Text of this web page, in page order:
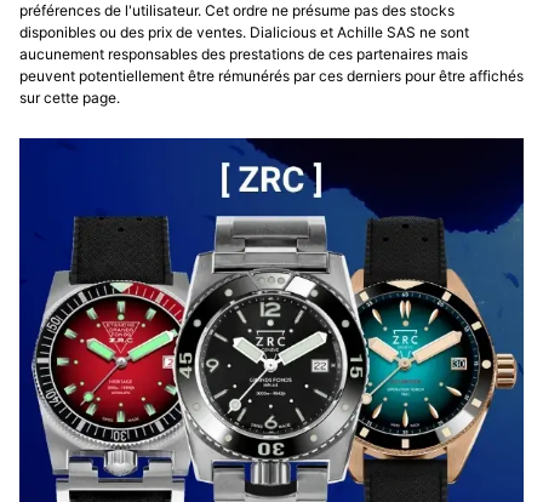
préférences de l'utilisateur. Cet ordre ne présume pas des stocks
disponibles ou des prix de ventes. Dialicious et Achille SAS ne sont
aucunement responsables des prestations de ces partenaires mais
peuvent potentiellement être rémunérés par ces derniers pour être affichés
sur cette page.